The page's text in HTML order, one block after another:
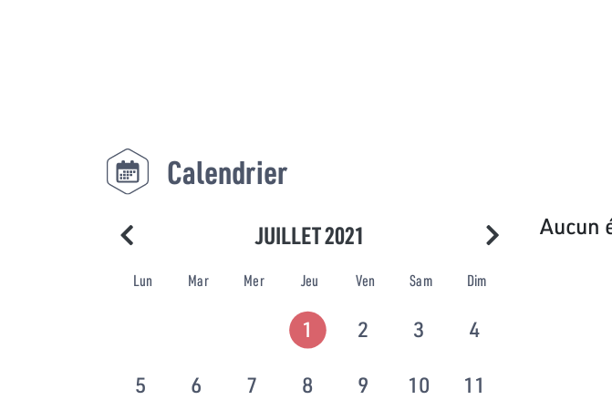
Calendrier
JUILLET 2021
Lun Mar Mer Jeu Ven Sam Dim
1 2 3 4
5 6 7 8 9 10 11
Aucun